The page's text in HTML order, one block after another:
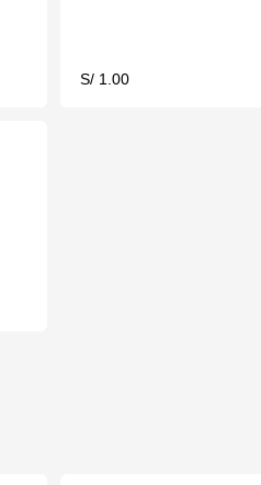
S/ 1.00